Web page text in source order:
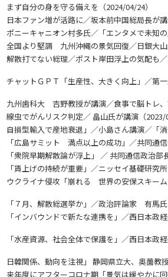
ず自分の身を守る備えを（2024/04/24）
本ファン増が活路に／坂本前中国総局長が
ニーキャニオン村多氏／「エンタメで未知
全国より堅調 九州沖縄の景気回復／日銀大
散打てない総理／ポスト岸田浮上の気配も
ャットＧＰＴ「生産性、大きく向上」／第
九州歯科大 吉野教授が講演／食事で脳トレ
虫でがんリスク判定／ 畠山氏が講演（2023/
損型輸入で産地衰退」／小島さん講演／「
「広島サミット 満点以上の成功」／共同通
衆院早期解散論が浮上」 ／ 共同通信政治部
「賃上げの持続が重要」／ニッセイ基礎研究
ウクライナ侵攻「崩れる 世界の安保スキー
「７月、解散総選挙か」／政治評論家 有馬
インバウンドで新たな連携を」／西日本政
水産資源、社会全体で保護を」／西日本政
韓関係、動向を注視」 静岡県立大、奥薗教
年度にアフターコロナ期「景気は緩やかに